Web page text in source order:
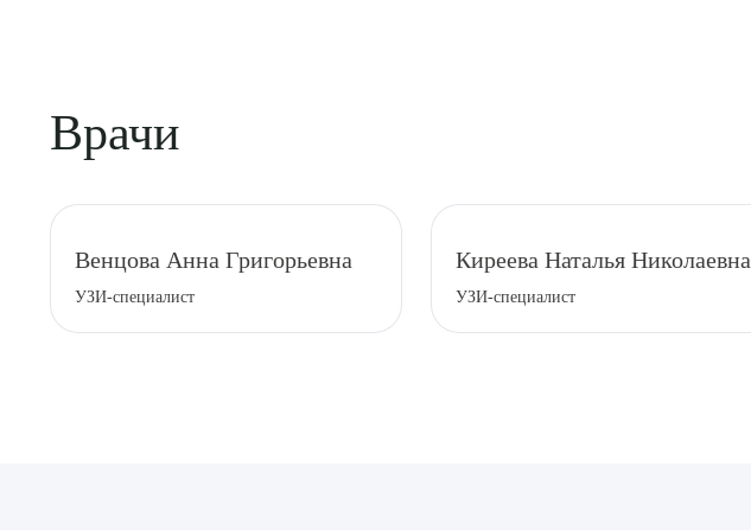
Врачи
Венцова Анна Григорьевна
УЗИ-специалист
Киреева Наталья Николаевна
УЗИ-специалист